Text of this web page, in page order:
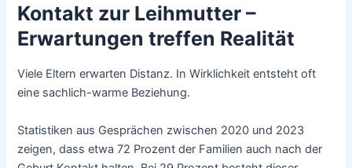
Kontakt zur Leihmutter –
Erwartungen treffen Realität
Viele Eltern erwarten Distanz. In Wirklichkeit entsteht oft
eine sachlich-warme Beziehung.
Statistiken aus Gesprächen zwischen 2020 und 2023
zeigen, dass etwa 72 Prozent der Familien auch nach der